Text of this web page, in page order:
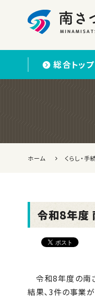
総合トップ
ホーム くらし・手
令和8年度
令和8年度の南
結果、3件の事業